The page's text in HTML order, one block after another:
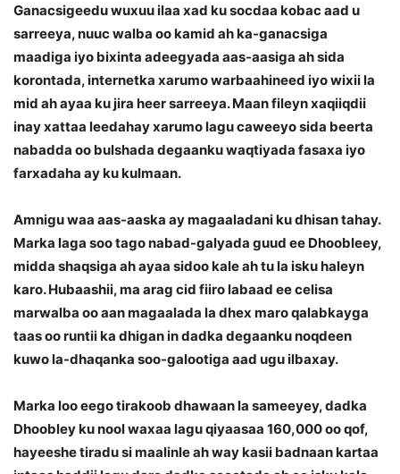
Ganacsigeedu wuxuu ilaa xad ku socdaa kobac aad u
sarreeya, nuuc walba oo kamid ah ka-ganacsiga
maadiga iyo bixinta adeegyada aas-aasiga ah sida
korontada, internetka xarumo warbaahineed iyo wixii la
mid ah ayaa ku jira heer sarreeya. Maan fileyn xaqiiqdii
inay xattaa leedahay xarumo lagu caweeyo sida beerta
nabadda oo bulshada degaanku waqtiyada fasaxa iyo
farxadaha ay ku kulmaan.
Amnigu waa aas-aaska ay magaaladani ku dhisan tahay.
Marka laga soo tago nabad-galyada guud ee Dhoobleey,
midda shaqsiga ah ayaa sidoo kale ah tu la isku haleyn
karo. Hubaashii, ma arag cid fiiro labaad ee celisa
marwalba oo aan magaalada la dhex maro qalabkayga
taas oo runtii ka dhigan in dadka degaanku noqdeen
kuwo la-dhaqanka soo-galootiga aad ugu ilbaxay.
Marka loo eego tirakoob dhawaan la sameeyey, dadka
Dhoobley ku nool waxaa lagu qiyaasaa 160,000 oo qof,
hayeeshe tiradu si maalinle ah way kasii badnaan kartaa